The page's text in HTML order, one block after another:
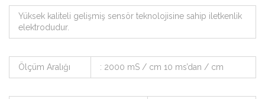
Yüksek kaliteli gelişmiş sensör teknolojisine sahip iletkenlik
elektrodudur.
Ölçüm Aralığı : 2000 mS / cm 10 ms’dan / cm